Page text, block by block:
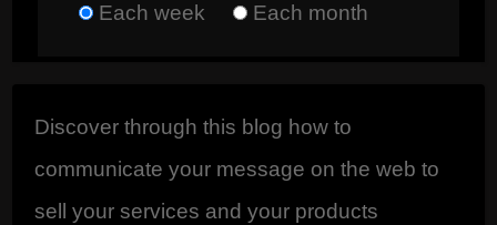
the associated
videos, document
that you want to
appear there. ...Read
Each week Each month
Discover through this blog how to
communicate your message on the web to
sell your services and your products